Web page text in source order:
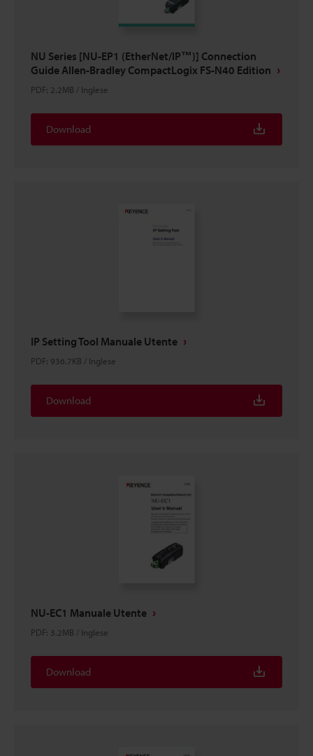
NU Series [NU-EP1 (EtherNet/IP™)] Connection
Guide Allen-Bradley CompactLogix FS-N40 Edition
PDF: 2.2MB / Inglese
Download
IP Setting Tool Manuale Utente
PDF: 936.7KB / Inglese
Download
NU-EC1 Manuale Utente
PDF: 3.2MB / Inglese
Download